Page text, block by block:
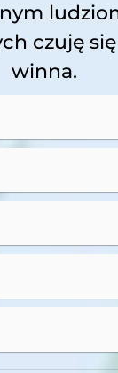
czuję
winna.